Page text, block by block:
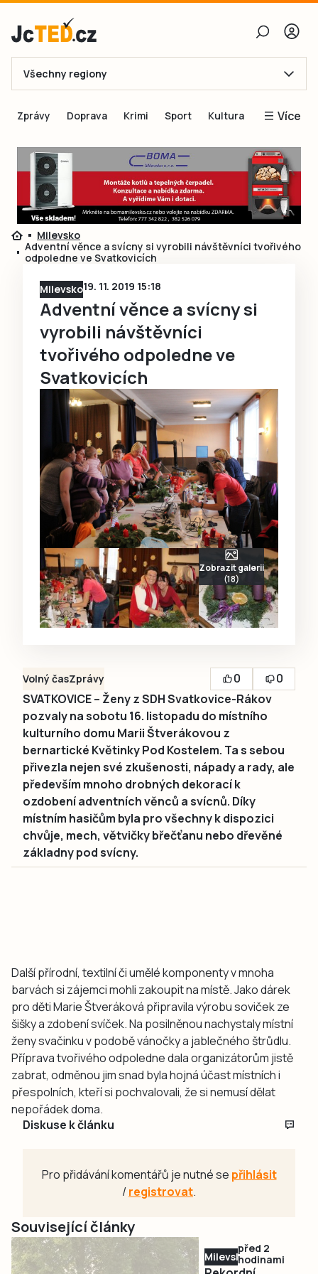
E-mail
Obnovit heslo
Přihlásit se
Všechny regiony
Zprávy Doprava Krimi Sport Kultura Více
Blogy
Inspirace
Čtenáři píší
Speciální přílohy
Milevsko
Adventní věnce a svícny si vyrobili návštěvníci tvořivého
odpoledne ve Svatkovicích
Milevsko19. 11. 2019 15:18
Adventní věnce a svícny si
vyrobili návštěvníci
tvořivého odpoledne ve
Svatkovicích
Zobrazit galerii
(18)
Volný časZprávy 0
0
SVATKOVICE – Ženy z SDH Svatkovice-Rákov
pozvaly na sobotu 16. listopadu do místního
kulturního domu Marii Štverákovou z
bernartické Květinky Pod Kostelem. Ta s sebou
přivezla nejen své zkušenosti, nápady a rady, ale
především mnoho drobných dekorací k
ozdobení adventních věnců a svícnů. Díky
místním hasičům byla pro všechny k dispozici
chvůje, mech, větvičky břečťanu nebo dřevěné
základny pod svícny.
Další přírodní, textilní či umělé komponenty v mnoha
barvách si zájemci mohli zakoupit na místě. Jako dárek
pro děti Marie Štveráková připravila výrobu soviček ze
šišky a zdobení svíček. Na posilněnou nachystaly místní
ženy svačinku v podobě vánočky a jablečného štrůdlu.
Příprava tvořivého odpoledne dala organizátorům jistě
zabrat, odměnou jim snad byla hojná účast místních i
přespolních, kteří si pochvalovali, že si nemusí dělat
nepořádek doma.
Diskuse k článku
Pro přidávání komentářů je nutné se přihlásit
/registrovat.
Související články
Milevsko
před 2
hodinami